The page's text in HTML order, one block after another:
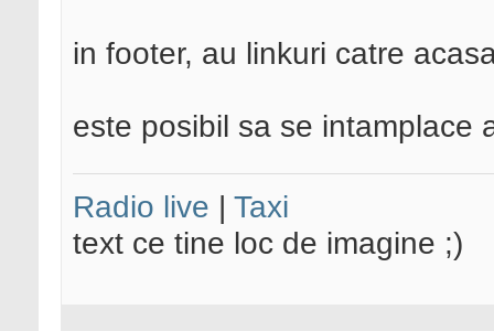
in footer, au linkuri catre
este posibil sa se intamplace
Radio live | Taxi
text ce tine loc de imagine ;)